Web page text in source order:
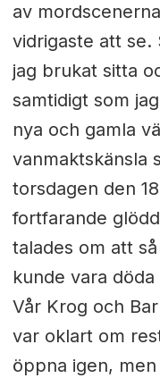
av
vidrigaste att se.
jag brukat sitta
samtidigt som
nya och gamla
vanmaktskänsla
torsdagen den
fortfarande
talades om att
kunde vara
Vår Krog och
var oklart om
öppna igen,